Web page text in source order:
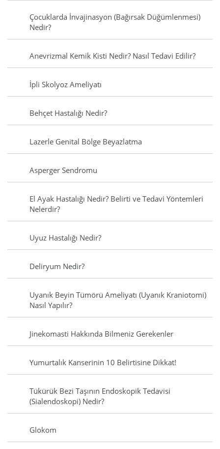
Çocuklarda İnvajinasyon (Bağırsak Düğümlenmesi)
Nedir?
Anevrizmal Kemik Kisti Nedir? Nasıl Tedavi Edilir?
İpli Skolyoz Ameliyatı
Behçet Hastalığı Nedir?
Lazerle Genital Bölge Beyazlatma
Asperger Sendromu
El Ayak Hastalığı Nedir? Belirti ve Tedavi Yöntemleri
Nelerdir?
Uyuz Hastalığı Nedir?
Deliryum Nedir?
Uyanık Beyin Tümörü Ameliyatı (Uyanık Kraniotomi)
Nasıl Yapılır?
Jinekomasti Hakkında Bilmeniz Gerekenler
Yumurtalık Kanserinin 10 Belirtisine Dikkat!
Tükürük Bezi Taşının Endoskopik Tedavisi
(Sialendoskopi) Nedir?
Glokom